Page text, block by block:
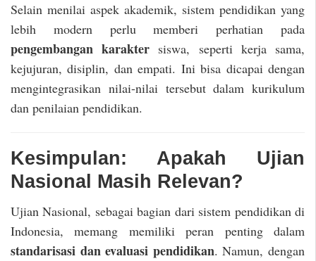
Selain menilai aspek akademik, sistem pendidikan yang
lebih modern perlu memberi perhatian pada
pengembangan karakter siswa, seperti kerja sama,
kejujuran, disiplin, dan empati. Ini bisa dicapai dengan
mengintegrasikan nilai-nilai tersebut dalam kurikulum
dan penilaian pendidikan.
Kesimpulan: Apakah Ujian
Nasional Masih Relevan?
Ujian Nasional, sebagai bagian dari sistem pendidikan di
Indonesia, memang memiliki peran penting dalam
standarisasi dan evaluasi pendidikan. Namun, dengan